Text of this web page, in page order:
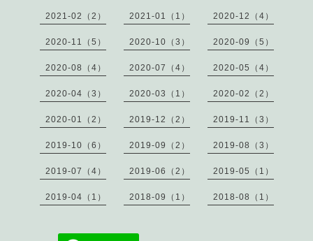
2021-02（2） 2021-01（1） 2020-12（4）
2020-11（5） 2020-10（3） 2020-09（5）
2020-08（4） 2020-07（4） 2020-05（4）
2020-04（3） 2020-03（1） 2020-02（2）
2020-01（2） 2019-12（2） 2019-11（3）
2019-10（6） 2019-09（2） 2019-08（3）
2019-07（4） 2019-06（2） 2019-05（1）
2019-04（1） 2018-09（1） 2018-08（1）